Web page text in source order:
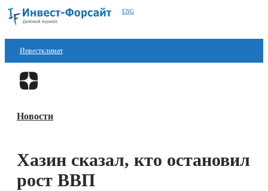
ENG
Инвестклимат
Финансы
Блокчейн
Новости
Хазин сказал, кто остановил
рост ВВП